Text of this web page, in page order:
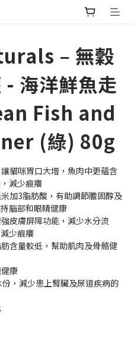
– 無穀
海洋鮮魚走
Fish and
(綠) 80g
貓咪胃口大增，魚肉中更蘊含
減少痕癢
加3脂肪酸，有助調節膽固醇及
腦部和眼睛健康
皮膚屏障功能，減少水分流
少痕癢
含量較低，幫助肌肉及骨骼健
康
，減少患上腎臟及尿道疾病的